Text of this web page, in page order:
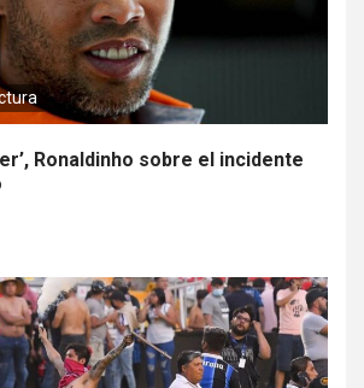
Ronaldinho sobre el incidente